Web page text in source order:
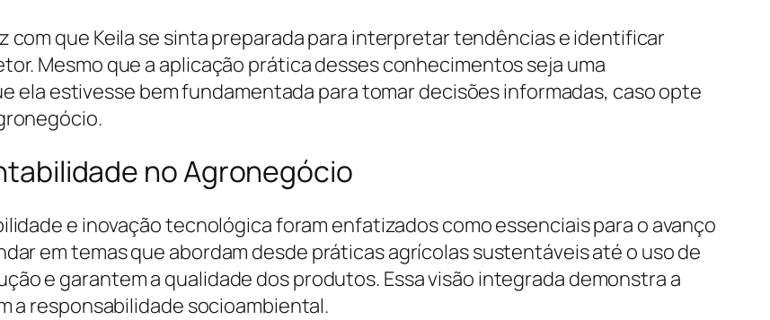
com que Keila se sinta preparada para interpretar tendências e identificar
Mesmo que a aplicação prática desses conhecimentos seja uma
ela estivesse bem fundamentada para tomar decisões informadas, caso opte
no Agronegócio
e inovação tecnológica foram enfatizados como essenciais para o avanço
em temas que abordam desde práticas agrícolas sustentáveis até o uso de
e garantem a qualidade dos produtos. Essa visão integrada demonstra a
a responsabilidade socioambiental.